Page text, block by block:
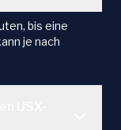
bis eine
je nach